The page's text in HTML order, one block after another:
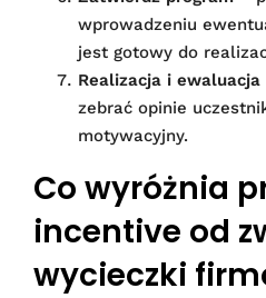
wprowadzeniu
jest gotowy do
Realizacja i ewaluacja
zebrać opinie
motywacyjny.
Co wyróżnia
incentive od
wycieczki